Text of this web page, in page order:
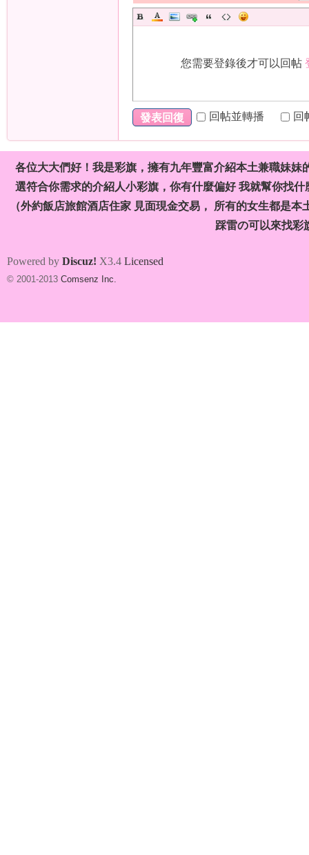
您需要登錄後才可以回帖
發表回復 回帖並轉播 回
各位大大們好！我是彩旗，擁有九年豐富介紹本土兼職妹
選符合你需求的介紹人小彩旗，你有什麼偏好 我就幫你找
（外約飯店旅館酒店住家 見面現金交易， 所有的女生都是
踩雷の可以來找彩
Powered by Discuz! X3.4 Licensed
© 2001-2013 Comsenz Inc.